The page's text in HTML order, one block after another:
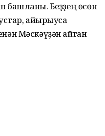
Беҙҙең өсөн
айырыуса
Мәскәүҙән ҡайтҡан